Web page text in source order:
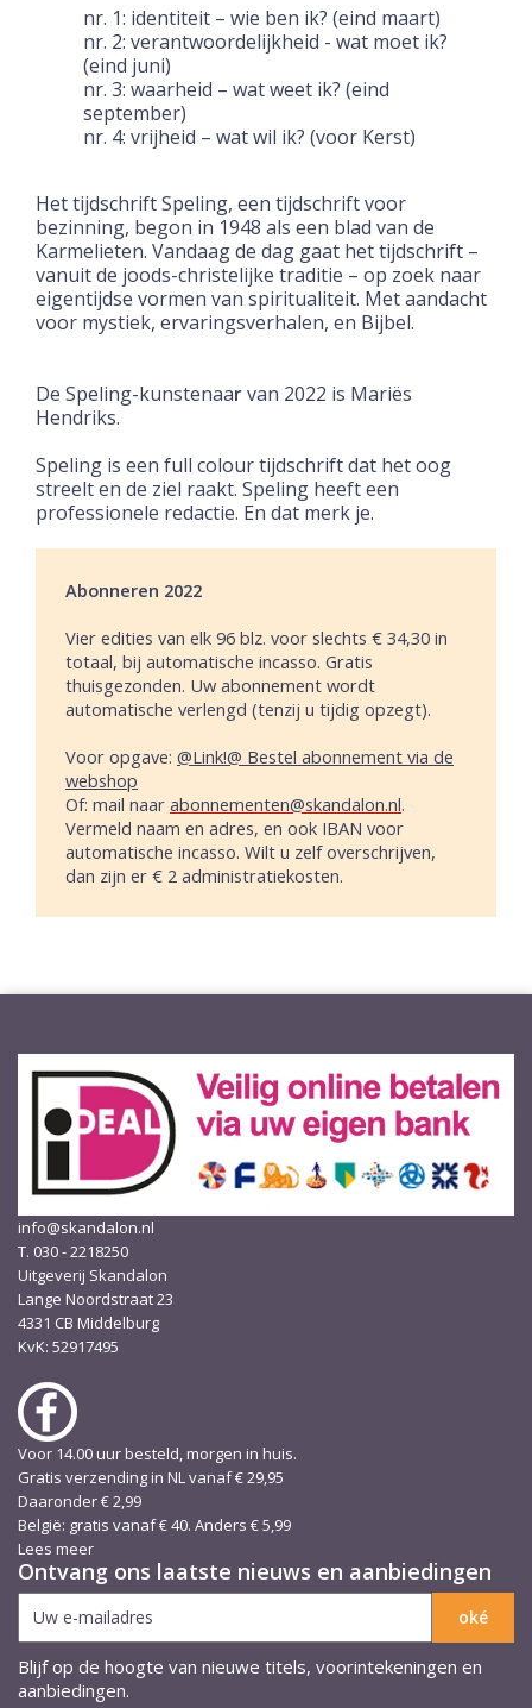
nr. 1: identiteit – wie ben ik? (eind maart)
nr. 2: verantwoordelijkheid - wat moet ik?
(eind juni)
nr. 3: waarheid – wat weet ik? (eind
september)
nr. 4: vrijheid – wat wil ik? (voor Kerst)
Het tijdschrift Speling, een tijdschrift voor
bezinning, begon in 1948 als een blad van de
Karmelieten. Vandaag de dag gaat het tijdschrift –
vanuit de joods-christelijke traditie – op zoek naar
eigentijdse vormen van spiritualiteit. Met aandacht
voor mystiek, ervaringsverhalen, en Bijbel.
De Speling-kunstenaarvan 2022 is Mariës
Hendriks.
Speling is een full colour tijdschrift dat het oog
streelt en de ziel raakt. Speling heeft een
professionele redactie. En dat merk je.
Abonneren 2022
Vier edities van elk 96 blz. voor slechts € 34,30 in
totaal, bij automatische incasso. Gratis
thuisgezonden. Uw abonnement wordt
automatische verlengd (tenzij u tijdig opzegt).
Voor opgave: @Link!@ Bestel abonnement via de
webshop
Of: mail naar abonnementen@skandalon.nl.
Vermeld naam en adres, en ook IBAN voor
automatische incasso. Wilt u zelf overschrijven,
dan zijn er € 2 administratiekosten.
info@skandalon.nl
T. 030 - 2218250
Uitgeverij Skandalon
Lange Noordstraat 23
4331 CB Middelburg
KvK: 52917495
Voor 14.00 uur besteld, morgen in huis.
Gratis verzending in NL vanaf € 29,95
Daaronder € 2,99
België: gratis vanaf € 40. Anders € 5,99
Lees meer
Ontvang ons laatste nieuws en aanbiedingen
Blijf op de hoogte van nieuwe titels, voorintekeningen en
aanbiedingen.